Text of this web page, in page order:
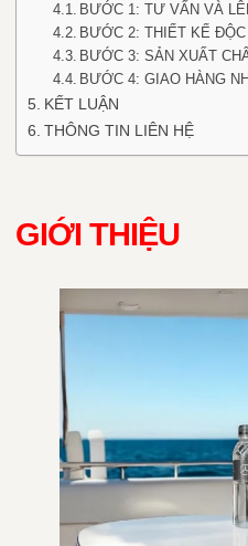
BƯỚC 1: TƯ VẤN VÀ
BƯỚC 2: THIẾT KẾ
BƯỚC 3: SẢN XUẤT
BƯỚC 4: GIAO HÀNG
KẾT LUẬN
THÔNG TIN LIÊN HỆ
GIỚI THIỆU